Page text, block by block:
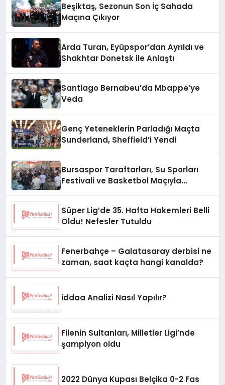
Beşiktaş, Sezonun Son İç Sahada
Maçına Çıkıyor
Arda Turan, Eyüpspor’dan Ayrıldı ve
Shakhtar Donetsk ile Anlaştı
Santiago Bernabeu’da Mbappe’ye
Veda
Genç Yeteneklerin Parladığı Maçta
Sunderland, Sheffield’i Yendi
Bursaspor Taraftarları, Su Sporları
Festivali ve Basketbol Maçıyla
Süper Lig’de 35. Hafta Hakemleri Belli
Oldu! Nefesler Tutuldu
Fenerbahçe – Galatasaray derbisi ne
zaman, saat kaçta hangi kanalda?
iddaa Analizi Nasıl Yapılır?
Filenin Sultanları, Milletler Ligi’nde
şampiyon oldu
2022 Dünya Kupası Belçika 0-2 Fas